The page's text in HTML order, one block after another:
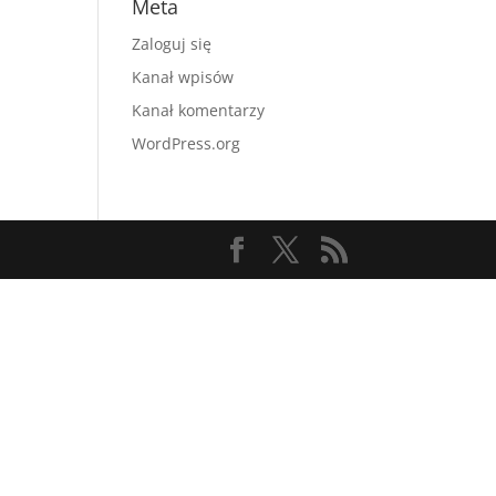
Meta
Zaloguj się
Kanał wpisów
Kanał komentarzy
WordPress.org